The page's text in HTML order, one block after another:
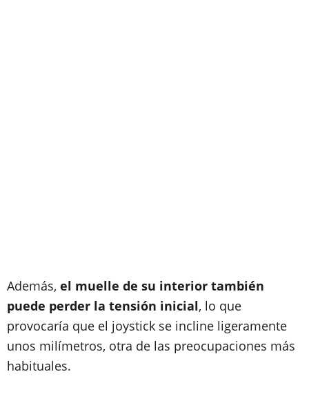
Además, el muelle de su interior también
puede perder la tensión inicial, lo que
provocaría que el joystick se incline ligeramente
unos milímetros, otra de las preocupaciones más
habituales.